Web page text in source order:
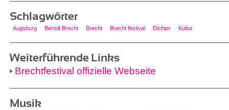
Schlagwörter
Augsburg Bertolt Brecht Brecht Brecht festival Dichter Kultur
Weiterführende Links
Brechtfestival offizielle Webseite
Musik